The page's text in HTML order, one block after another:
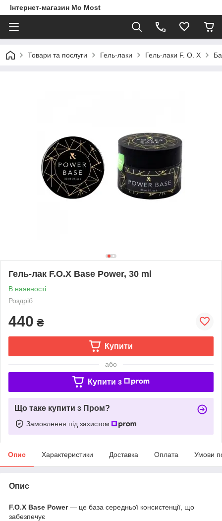
Інтернет-магазин Mo Most
Товари та послуги Гель-лаки Гель-лаки F. O. X
Гель-лак F.O.X Base Power, 30 ml
В наявності
Роздріб
440 ₴
Купити
або
Купити з
Що таке купити з Пром?
Замовлення під захистом
Опис Характеристики Доставка Оплата Умови
Опис
F.O.X Base Power— це база середньої консистенції, що
забезпечує